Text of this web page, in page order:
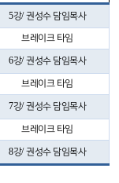
5강/권성수 담임목사
브레이크 타임
6강/권성수 담임목사
브레이크 타임
7강/권성수 담임목사
브레이크 타임
8강/권성수 담임목사